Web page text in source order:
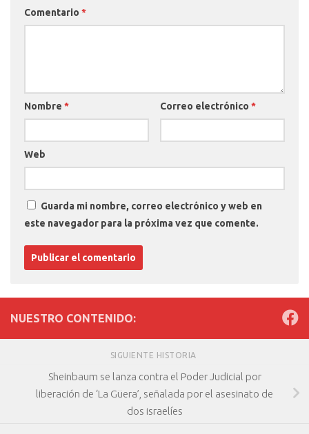
Comentario *
Nombre * Correo electrónico *
Web
Guarda mi nombre, correo electrónico y web en
este navegador para la próxima vez que comente.
NUESTRO CONTENIDO:
SIGUIENTE HISTORIA
Sheinbaum se lanza contra el Poder Judicial por
liberación de ‘La Güera’, señalada por el asesinato de
dos israelíes